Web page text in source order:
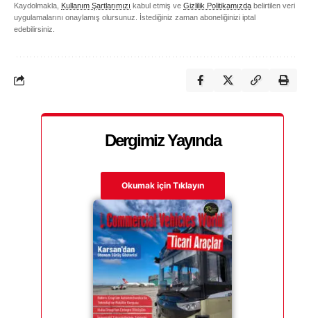
Kaydolmakla, Kullanım Şartlarımızı kabul etmiş ve Gizlilik Politikamızda belirtilen veri
uygulamalarını onaylamış olursunuz. İstediğiniz zaman aboneliğinizi iptal
edebilirsiniz.
Dergimiz Yayında
Okumak için Tıklayın